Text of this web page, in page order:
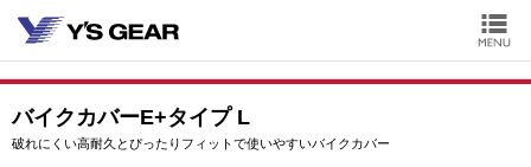
バイクカバーE+タイプ L
破れにくい高耐久とぴったりフィットで使いやすいバイクカバー